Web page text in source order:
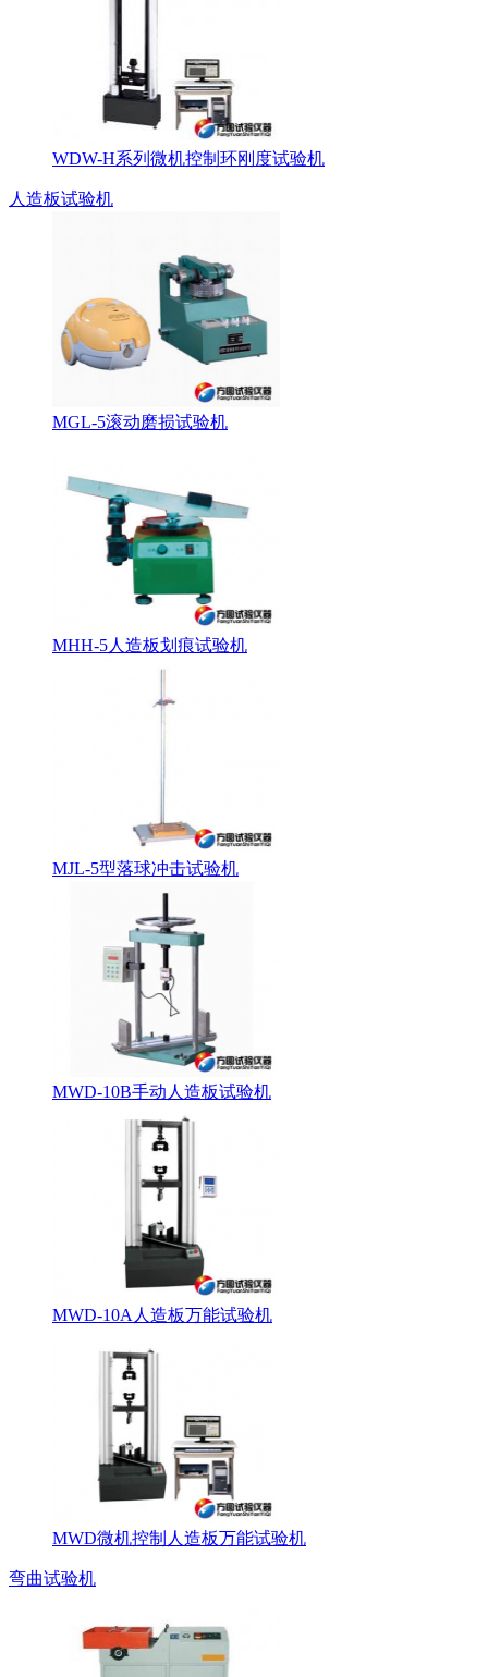
WDW-H系列微机控制环刚度试验机
人造板试验机
MGL-5滚动磨损试验机
MHH-5人造板划痕试验机
MJL-5型落球冲击试验机
MWD-10B手动人造板试验机
MWD-10A人造板万能试验机
MWD微机控制人造板万能试验机
弯曲试验机